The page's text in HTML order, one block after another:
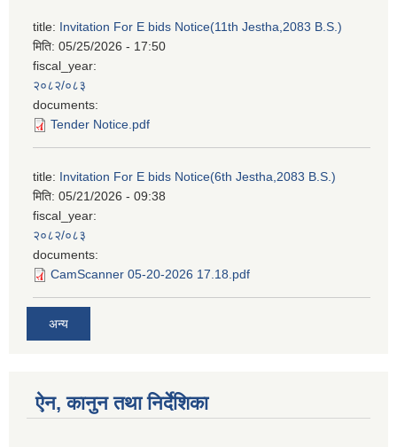
title: Invitation For E bids Notice(11th Jestha,2083 B.S.)
मिति: 05/25/2026 - 17:50
fiscal_year:
२०८२/०८३
documents:
Tender Notice.pdf
title: Invitation For E bids Notice(6th Jestha,2083 B.S.)
मिति: 05/21/2026 - 09:38
fiscal_year:
२०८२/०८३
documents:
CamScanner 05-20-2026 17.18.pdf
अन्य
ऐन, कानुन तथा निर्देशिका